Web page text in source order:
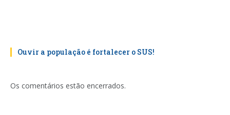
Ouvir a população é fortalecer o SUS!
Os comentários estão encerrados.